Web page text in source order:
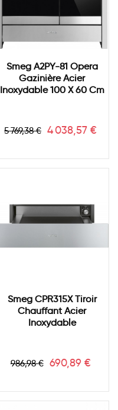
Smeg A2PY-81 Opera
Gazinière Acier
Inoxydable 100 X 60 Cm
Prix
5 769,38 € Prix
4 038,57 €
Smeg CPR315X Tiroir
Chauffant Acier
Inoxydable
Prix
986,98 € Prix
690,89 €